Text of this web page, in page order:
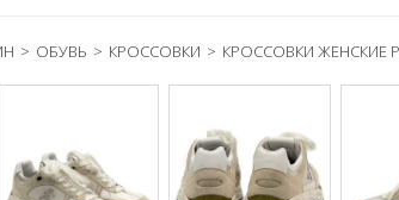
> ОБУВЬ > КРОССОВКИ > КРОССОВКИ ЖЕНСКИЕ